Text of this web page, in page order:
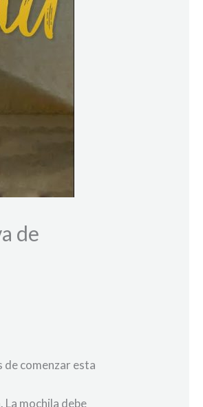
de
de comenzar esta
mochila debe